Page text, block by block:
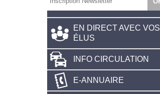
EN DIRECT AVEC VOS
ÉLUS
INFO CIRCULATION
E-ANNUAIRE